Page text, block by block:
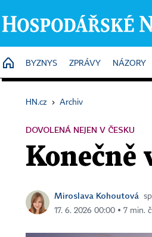
HOME
BYZNYS ZPRÁVY NÁZORY
HN.cz › Archiv
DOVOLENÁ NEJEN V ČESKU
Konečně
Miroslava Kohoutová
17. 6. 2026 00:00 ▪ 7 min.